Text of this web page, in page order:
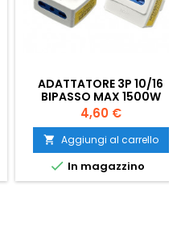
ADATTATORE 3P 10/16
BIPASSO MAX 1500W
Prezzo
4,60 €
 Aggiungi al carrello
 In magazzino